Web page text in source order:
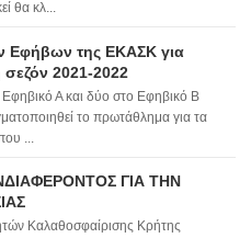
θα κλ...
Εφήβων της ΕΚΑΣΚ για
σεζόν 2021-2022
Α και δύο στο Εφηβικό Β
το πρωτάθλημα για τα
...
ΓΙΑ ΤΗΝ
Καλαθοσφαίρισης Κρήτης